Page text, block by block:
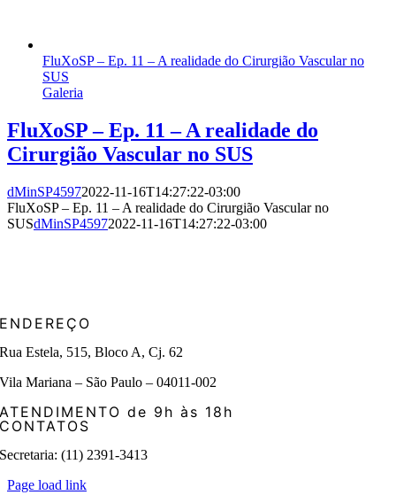
FluXoSP – Ep. 11 – A realidade do Cirurgião Vascular no
SUS
Galeria
FluXoSP – Ep. 11 – A realidade do
Cirurgião Vascular no SUS
dMinSP45972022-11-16T14:27:22-03:00
FluXoSP – Ep. 11 – A realidade do Cirurgião Vascular no
SUSdMinSP45972022-11-16T14:27:22-03:00
ENDEREÇO
Rua Estela, 515, Bloco A, Cj. 62
Vila Mariana – São Paulo – 04011-002
ATENDIMENTO de 9h às 18h
CONTATOS
Secretaria: (11) 2391-3413
Page load link